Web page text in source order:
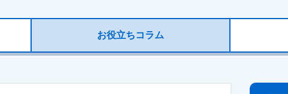
お役立ちコラム